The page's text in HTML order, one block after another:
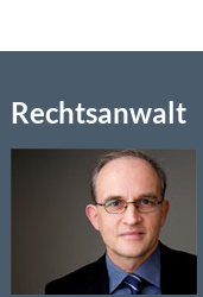
Rechtsanwalt